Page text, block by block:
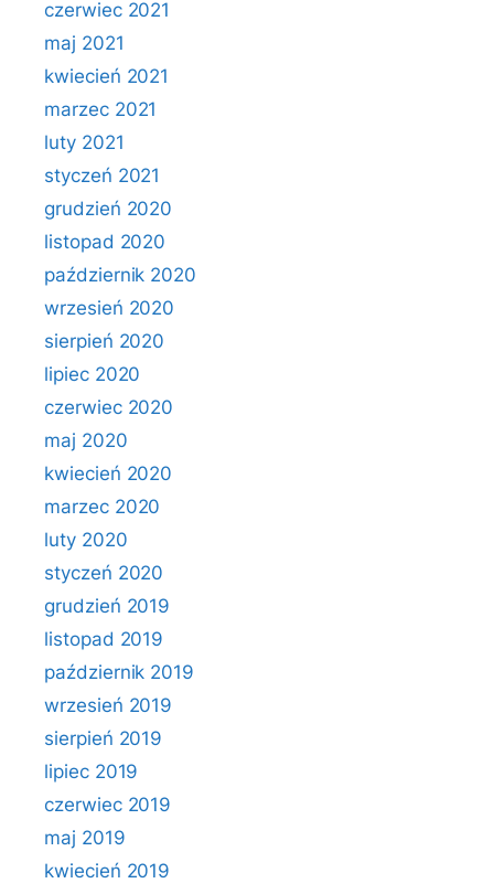
czerwiec 2021
maj 2021
kwiecień 2021
marzec 2021
luty 2021
styczeń 2021
grudzień 2020
listopad 2020
październik 2020
wrzesień 2020
sierpień 2020
lipiec 2020
czerwiec 2020
maj 2020
kwiecień 2020
marzec 2020
luty 2020
styczeń 2020
grudzień 2019
listopad 2019
październik 2019
wrzesień 2019
sierpień 2019
lipiec 2019
czerwiec 2019
maj 2019
kwiecień 2019